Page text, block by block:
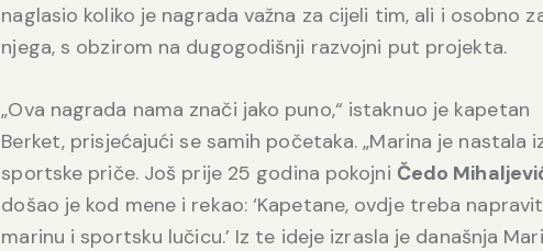
naglasio koliko je nagrada važna za cijeli tim, ali i osobno
njega, s obzirom na dugogodišnji razvojni put projekta.
„Ova nagrada nama znači jako puno,“ istaknuo je kapetan
Berket, prisjećajući se samih početaka. „Marina je nastala
sportske priče. Još prije 25 godina pokojni Čedo
došao je kod mene i rekao: ‘Kapetane, ovdje treba
marinu i sportsku lučicu.’ Iz te ideje izrasla je današnja